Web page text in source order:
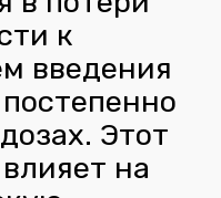
к
введения
Этот
на